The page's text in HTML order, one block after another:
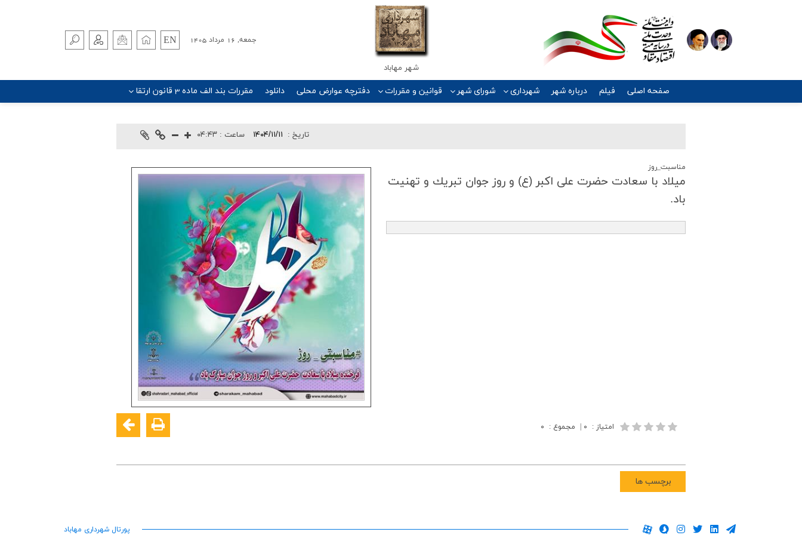
شهر مهاباد
جمعه, 16 مرداد 1405 EN
صفحه اصلی فیلم درباره شهر شهرداری شورای شهر قوانین و مقررات دفترچه عوارض محلی دانلود مقررات بند الف ماده 3 قانون ارتقا
ساعت : ۰۴:۴۳ تاريخ : ۱۴۰۴/۱۱/۱۱
مناسبت_روز
میلاد با سعادت حضرت علی اكبر (ع) و روز جوان تبریك و تهنیت
باد.
امتیاز : ۰ مجموع : ۰
برچسب ها
پورتال شهرداری مهاباد